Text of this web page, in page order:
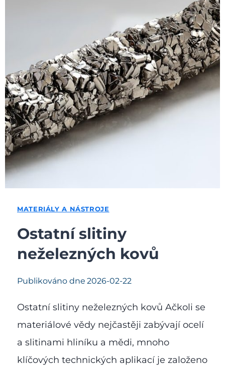
MATERIÁLY A NÁSTROJE
Ostatní slitiny
neželezných kovů
Publikováno dne 2026-02-22
Ostatní slitiny neželezných kovů Ačkoli se
materiálové vědy nejčastěji zabývají ocelí
a slitinami hliníku a mědi, mnoho
klíčových technických aplikací je založeno